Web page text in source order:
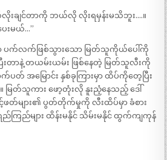
းချင်တာကို ဘယ်လို လိုးရမှန်းမသိဘူး….။
မယ်…”
ပက်လက်ဖြစ်သွားသော မြတ်သူကိုယ်ပေါ်ကို
ာနဲ့ တယမ်းယမ်း ဖြစ်နေတဲ့ မြတ်သူလီးကို
ပတ် အမြောင်း နှစ်ခုကြားမှာ ထိပ်ကိုတေ့ပြီး
တ်သူကား ဖော့တုံးလို နူးညံ့နေသည့် ဒေါ်
ဖတ်များ၏ ပွတ်တိုက်မှုကို လီးထိပ်မှာ ခံစား
ကြည်များ ထိန်းမနိုင် သိမ်းမနိုင် ထွက်ကျကုန်